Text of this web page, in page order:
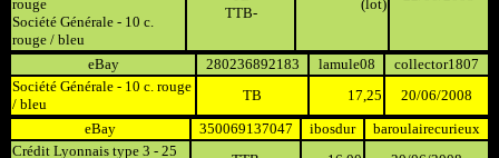
rouge
Société Générale - 10 c.
rouge / bleu
TTB-
(lot)
eBay 280236892183 lamule08
collector1807
Société Générale - 10 c. rouge
/ bleu
TB 17,25
20/06/2008
eBay
350069137047 ibosdur
baroulairecurieux
Crédit Lyonnais type 3 - 25